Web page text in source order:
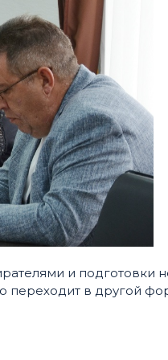
и подготовки
переходит в другой